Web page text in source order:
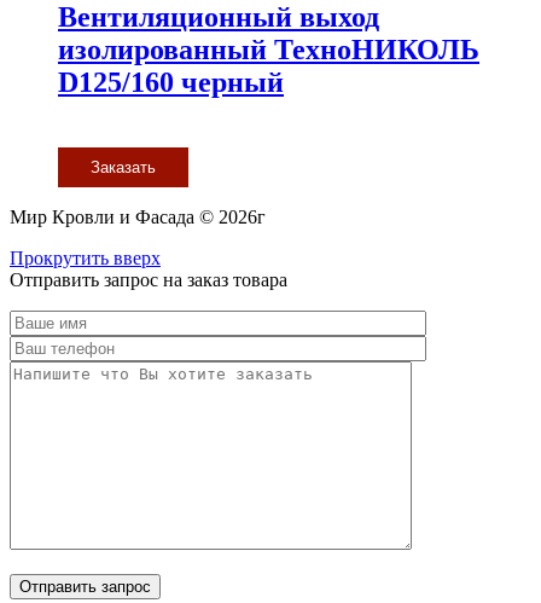
Вентиляционный выход
изолированный ТехноНИКОЛЬ
D125/160 черный
Заказать
Мир Кровли и Фасада © 2026г
Прокрутить вверх
Отправить запрос на заказ товара